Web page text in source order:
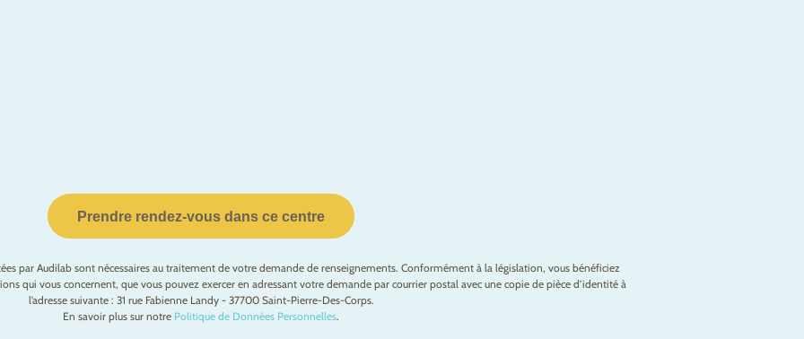
Prendre rendez-vous dans ce centre
par Audilab sont nécessaires au traitement de votre demande de renseignements. Conformément à la législation, vous bénéficiez
qui vous concernent, que vous pouvez exercer en adressant votre demande par courrier postal avec une copie de pièce d’identité à
l’adresse suivante : 31 rue Fabienne Landy - 37700 Saint-Pierre-Des-Corps.
En savoir plus sur notre Politique de Données Personnelles.